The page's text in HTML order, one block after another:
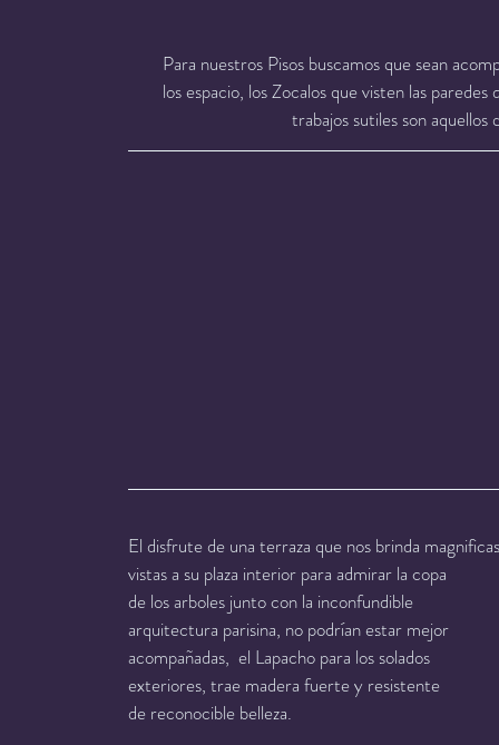
Para nuestros Pisos buscamos que sean
los espacio, los Zocalos que visten las
trabajos sutiles son
El disfrute de una terraza que nos brinda magnificas
vistas a su plaza interior para admirar la copa
de los arboles junto con la inconfundible
arquitectura parisina, no podrían estar mejor
acompañadas,  el Lapacho para los solados
exteriores, trae madera fuerte y resistente
de reconocible belleza.